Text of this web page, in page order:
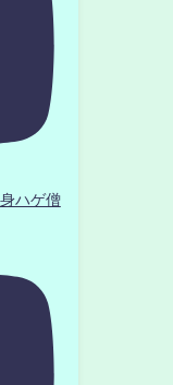
ハゲ僧